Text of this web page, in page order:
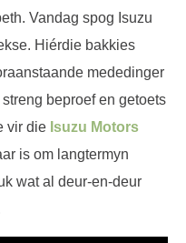
Vandag spog Isuzu
Hiérdie bakkies
mededinger
beproef en getoets
vir die Isuzu Motors
is om langtermyn
wat al deur-en-deur